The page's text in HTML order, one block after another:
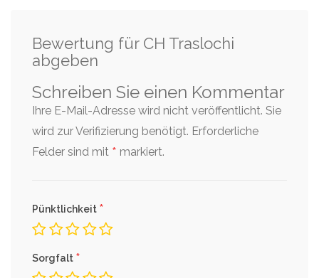
Bewertung für CH Traslochi
abgeben
Schreiben Sie einen Kommentar
Ihre E-Mail-Adresse wird nicht veröffentlicht. Sie
wird zur Verifizierung benötigt. Erforderliche
Felder sind mit * markiert.
Pünktlichkeit *
Sorgfalt *